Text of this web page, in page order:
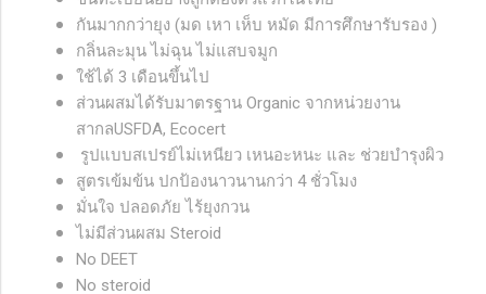
กันมากกว่ายุง (มด เหา เห็บ หมัด มีการศึกษารับรอง )
กลิ่นละมุน ไม่ฉุน ไม่แสบจมูก
ใช้ได้ 3 เดือนขึ้นไป
ส่วนผสมได้รับมาตรฐาน Organic จากหน่วยงาน
สากลUSFDA, Ecocert
รูปแบบสเปรย์ไม่เหนียว เหนอะหนะ และ ช่วยบำรุงผิว
สูตรเข้มข้น ปกป้องนาวนานกว่า 4 ชั่วโมง
มั่นใจ ปลอดภัย ไร้ยุงกวน
ไม่มีส่วนผสม Steroid
No DEET
No steroid